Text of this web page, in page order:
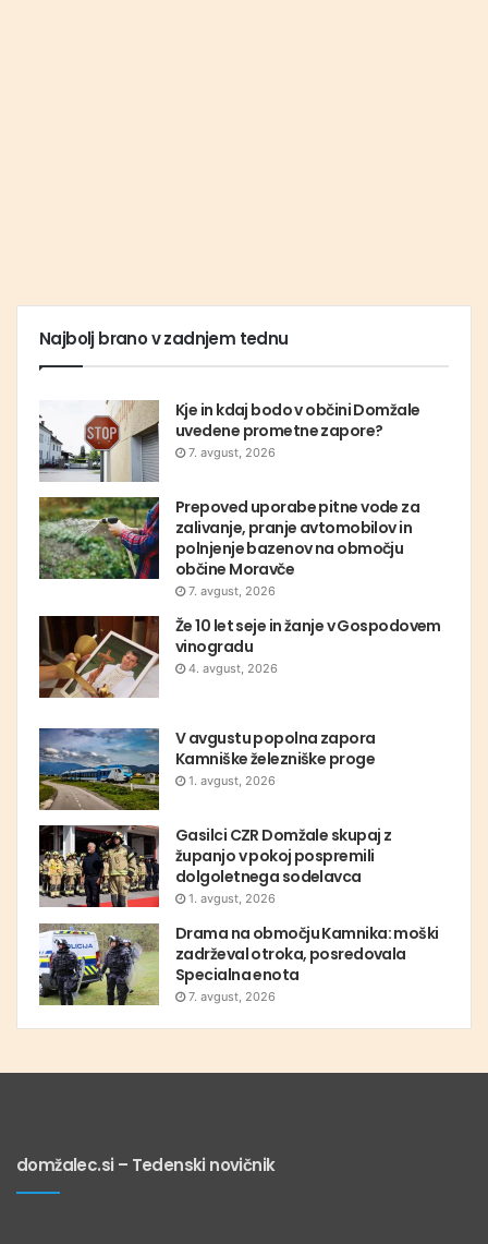
Najbolj brano v zadnjem tednu
Kje in kdaj bodo v občini Domžale
uvedene prometne zapore?
7. avgust, 2026
Prepoved uporabe pitne vode za
zalivanje, pranje avtomobilov in
polnjenje bazenov na območju
občine Moravče
7. avgust, 2026
Že 10 let seje in žanje v Gospodovem
vinogradu
4. avgust, 2026
V avgustu popolna zapora
Kamniške železniške proge
1. avgust, 2026
Gasilci CZR Domžale skupaj z
županjo v pokoj pospremili
dolgoletnega sodelavca
1. avgust, 2026
Drama na območju Kamnika: moški
zadrževal otroka, posredovala
Specialna enota
7. avgust, 2026
domžalec.si – Tedenski novičnik